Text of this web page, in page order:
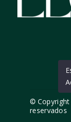
© Copyright
reservados